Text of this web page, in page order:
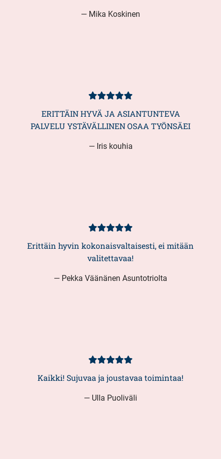
— Mika Koskinen
Asiakasarvio
5/5
ERITTÄIN HYVÄ JA ASIANTUNTEVA
PALVELU YSTÄVÄLLINEN OSAA TYÖNSÄEI
— Iris kouhia
Asiakasarvio
5/5
Erittäin hyvin kokonaisvaltaisesti, ei mitään
valitettavaa!
— Pekka Väänänen Asuntotriolta
Asiakasarvio
5/5
Kaikki! Sujuvaa ja joustavaa toimintaa!
— Ulla Puoliväli